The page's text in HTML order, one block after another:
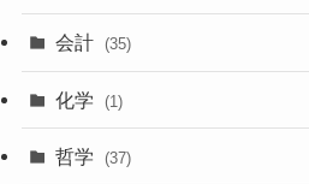
会計 (35)
化学 (1)
哲学 (37)